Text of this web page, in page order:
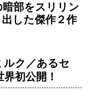
部をスリリン
した傑作２作
ルク／あるセ
初公開！